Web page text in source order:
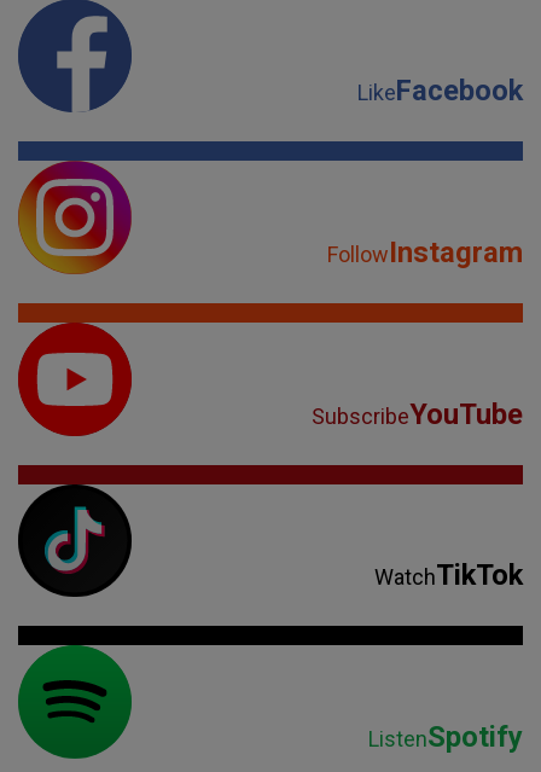
LikeFacebook
FollowInstagram
SubscribeYouTube
WatchTikTok
ListenSpotify